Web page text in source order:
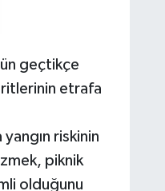
geçtikçe
etrafa
riskinin
piknik
olduğunu